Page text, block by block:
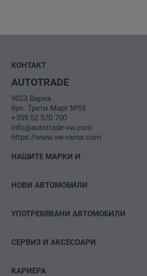
КОНТАКТ
AUTOTRADE
9023 Варна
бул. Трети Март №59
+359 52 570 700
info@autotrade-vw.com
https://www.vw-varna.com
НАШИТЕ МАРКИ И
Volkswagen Лекотоварни автомобили
НОВИ АВТОМОБИЛИ
Тестово шофиране
Конфигуриране
УПОТРЕБЯВАНИ АВТОМОБИЛИ
Детайлно търсене
СЕРВИЗ И АКСЕСОАРИ
КАРИЕРА